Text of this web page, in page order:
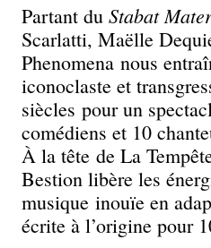
Partant du Stabat
Scarlatti, Maëlle
Phenomena nous
iconoclaste et
siècles pour un
comédiens et 10
À la tête de La
Bestion libère les
musique inouïe en
écrite à l’origine pour